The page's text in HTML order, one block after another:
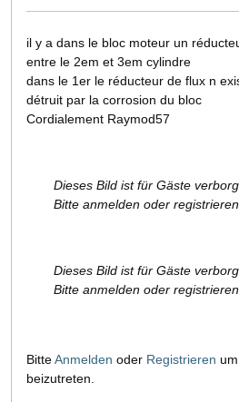
il y a dans le bloc moteur un
entre le 2em et 3em cylindre
dans le 1er le réducteur de flux n
détruit par la corrosion du bloc
Cordialement Raymod57
Dieses Bild ist für Gäste
Bitte anmelden oder
Dieses Bild ist für Gäste
Bitte anmelden oder
BitteAnmelden oder Registrieren
beizutreten.